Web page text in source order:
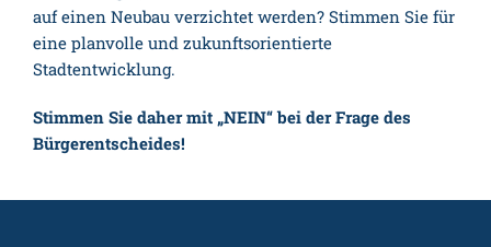
auf einen Neubau verzichtet werden? Stimmen Sie für
eine planvolle und zukunftsorientierte
Stadtentwicklung.
Stimmen Sie daher mit „NEIN“ bei der Frage des
Bürgerentscheides!